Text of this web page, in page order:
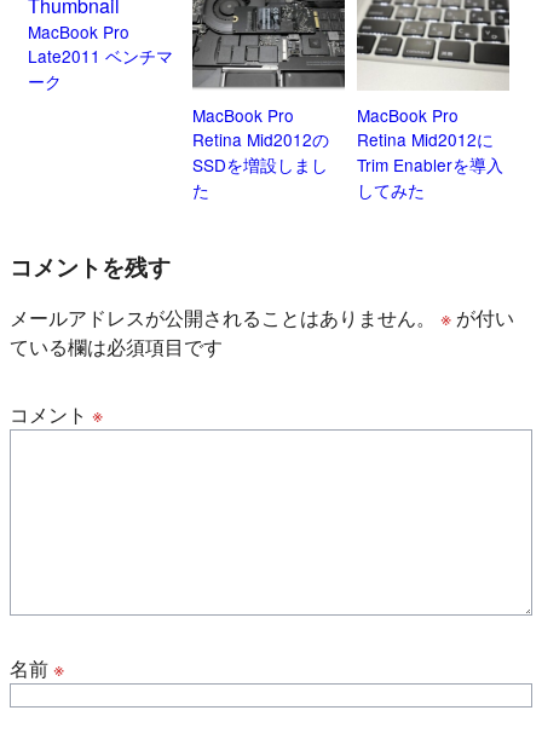
MacBook Pro
Late2011 ベンチマ
ーク
MacBook Pro
Retina Mid2012の
SSDを増設しまし
た
MacBook Pro
Retina Mid2012に
Trim Enablerを導入
してみた
コメントを残す
メールアドレスが公開されることはありません。 ※ が付い
ている欄は必須項目です
コメント ※
名前※